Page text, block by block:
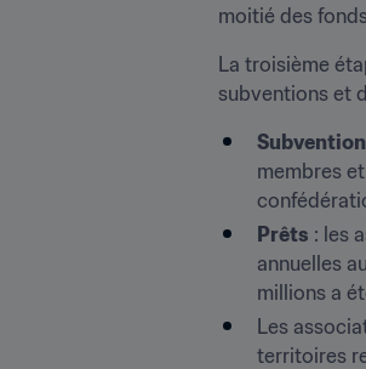
moitié des
La troisième
subventions et
membres
Prêts : les
annuelles
millions a
Les
territoires